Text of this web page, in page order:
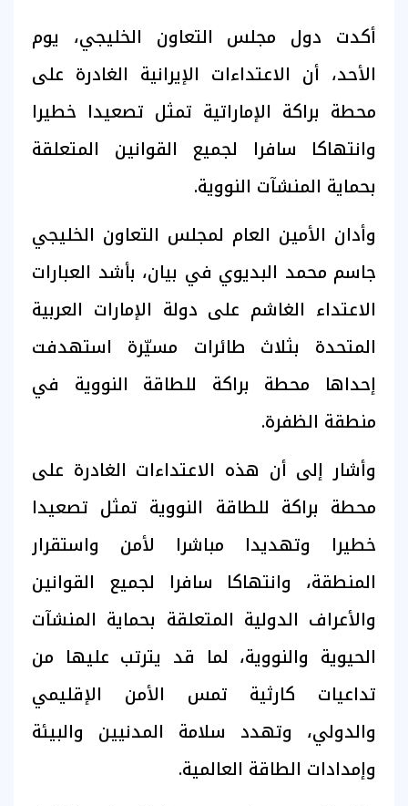
أكدت دول مجلس التعاون الخليجي، يوم
الأحد، أن الاعتداءات الإيرانية الغادرة على
محطة براكة الإماراتية تمثل تصعيدا خطيرا
وانتهاكا سافرا لجميع القوانين المتعلقة
بحماية المنشآت النووية.
وأدان الأمين العام لمجلس التعاون الخليجي
جاسم محمد البديوي في بيان، بأشد العبارات
الاعتداء الغاشم على دولة الإمارات العربية
المتحدة بثلاث طائرات مسيّرة استهدفت
إحداها محطة براكة للطاقة النووية في
منطقة الظفرة.
وأشار إلى أن هذه الاعتداءات الغادرة على
محطة براكة للطاقة النووية تمثل تصعيدا
خطيرا وتهديدا مباشرا لأمن واستقرار
المنطقة، وانتهاكا سافرا لجميع القوانين
والأعراف الدولية المتعلقة بحماية المنشآت
الحيوية والنووية، لما قد يترتب عليها من
تداعيات كارثية تمس الأمن الإقليمي
والدولي، وتهدد سلامة المدنيين والبيئة
وإمدادات الطاقة العالمية.